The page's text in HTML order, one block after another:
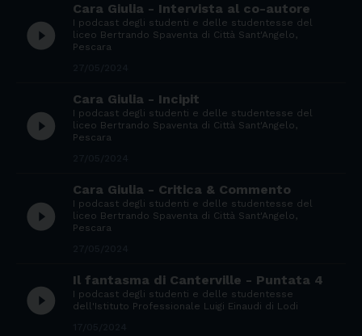
play_circle_filled
Cara Giulia - Intervista al co-autore
I podcast degli studenti e delle studentesse del
liceo Bertrando Spaventa di Città Sant'Angelo,
Pescara
play_circle_filled
Cara Giulia - Incipit
I podcast degli studenti e delle studentesse del
liceo Bertrando Spaventa di Città Sant'Angelo,
Pescara
play_circle_filled
Cara Giulia - Critica & Commento
I podcast degli studenti e delle studentesse del
liceo Bertrando Spaventa di Città Sant'Angelo,
Pescara
play_circle_filled
Il fantasma di Canterville - Puntata 4
I podcast degli studenti e delle studentesse
dell'Istituto Professionale Luigi Einaudi di Lodi